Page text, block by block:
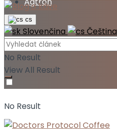
No Result
cs
Slovenčina Čeština
No Result
View All Result